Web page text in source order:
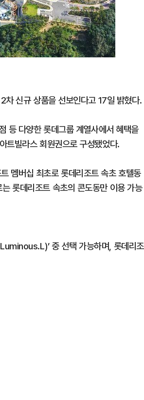
차 신규 상품을 선보인다고 17일 밝혔다.
등 다양한 롯데그룹 계열사에서 혜택을
트빌라스 회원권으로 구성됐었다.
멤버십 최초로 롯데리조트 속초 호텔동
롯데리조트 속초의 콘도동만 이용 가능
중 선택 가능하며, 롯데리조